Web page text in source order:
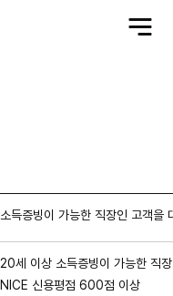
전
체
소득증빙이 가능한 직장인 고객을
20세 이상 소득증빙이 가능한 직
NICE 신용평점 600점 이상